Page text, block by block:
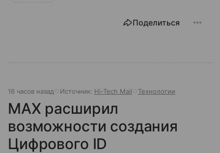
Поделиться
16 часов назад Источник: Hi-Tech Mail Технологии
MAX расширил
возможности создания
Цифрового ID